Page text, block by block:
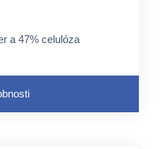
a 47% celulóza